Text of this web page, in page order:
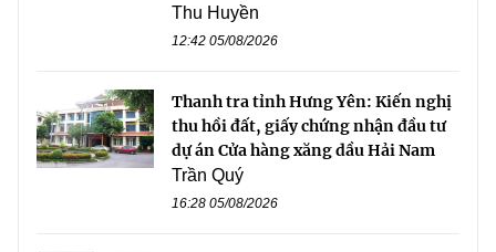
Thu Huyền
12:42 05/08/2026
Thanh tra tỉnh Hưng Yên: Kiến nghị
thu hồi đất, giấy chứng nhận đầu tư
dự án Cửa hàng xăng dầu Hải Nam
Trần Quý
16:28 05/08/2026